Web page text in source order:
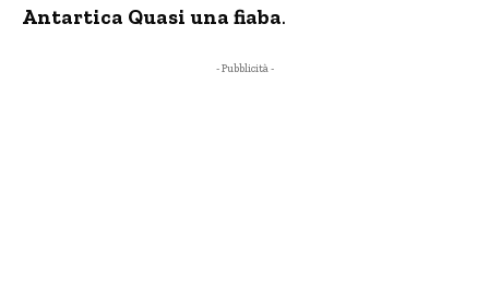
Antartica Quasi una fiaba.
- Pubblicità -